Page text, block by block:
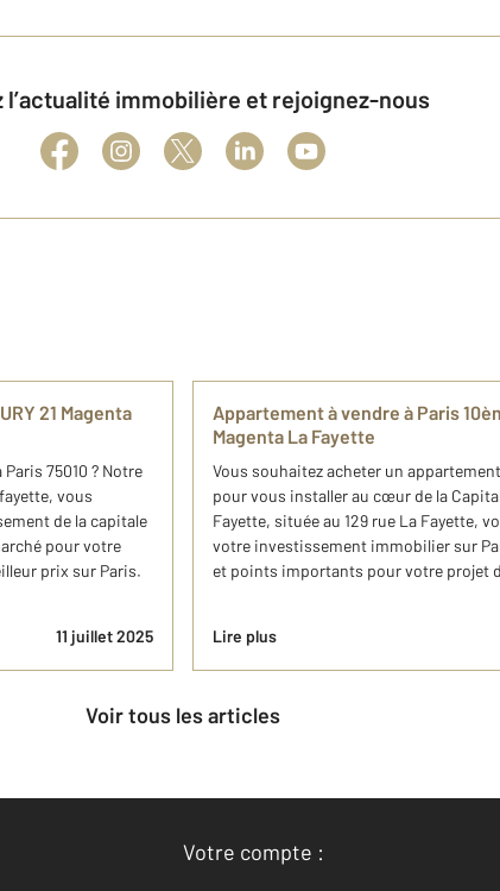
l’actualité immobilière et rejoignez-nous
21 Magenta
75010 ? Notre
vous
de la capitale
pour votre
prix sur Paris.
11 juillet 2025
Appartement à vendre à Paris
Magenta La Fayette
Vous souhaitez acheter un
pour vous installer au cœur de la
Fayette, située au 129 rue La Fayette,
votre investissement immobilier sur
et points importants pour votre projet
Lire plus
Voir tous les articles
Votre compte :